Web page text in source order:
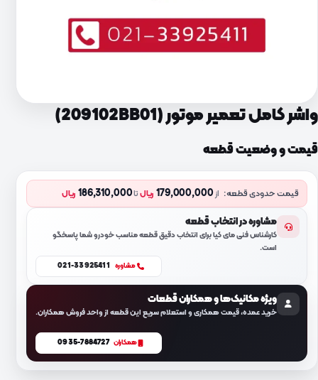
واشر کامل تعمیر موتور (209102BB01)
قیمت و وضعیت قطعه
قیمت حدودی قطعه: از179,000,000 ریالتا186,310,000 ریال
مشاوره در انتخاب قطعه
کارشناس فنی مای کیا برای انتخاب دقیق قطعه مناسب خودرو شما پاسخگو
است.
مشاوره 021-33925411
ویژه مکانیک‌ها و همکاران قطعات
خرید عمده، قیمت همکاری و استعلام سریع این قطعه از واحد فروش همکاران.
همکاران 0935-7884727